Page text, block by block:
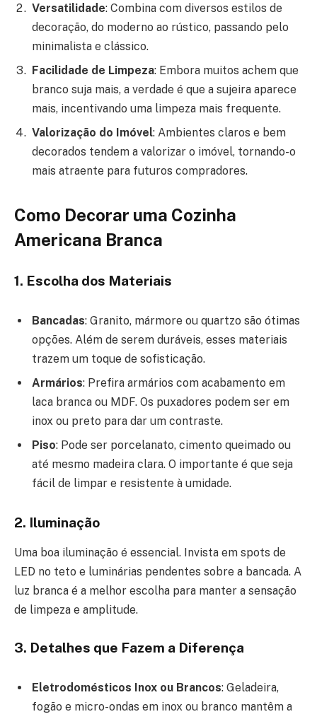
Versatilidade: Combina com diversos estilos de
decoração, do moderno ao rústico, passando pelo
minimalista e clássico.
Facilidade de Limpeza: Embora muitos achem que
branco suja mais, a verdade é que a sujeira aparece
mais, incentivando uma limpeza mais frequente.
Valorização do Imóvel: Ambientes claros e bem
decorados tendem a valorizar o imóvel, tornando-o
mais atraente para futuros compradores.
Como Decorar uma Cozinha
Americana Branca
1. Escolha dos Materiais
Bancadas: Granito, mármore ou quartzo são ótimas
opções. Além de serem duráveis, esses materiais
trazem um toque de sofisticação.
Armários: Prefira armários com acabamento em
laca branca ou MDF. Os puxadores podem ser em
inox ou preto para dar um contraste.
Piso: Pode ser porcelanato, cimento queimado ou
até mesmo madeira clara. O importante é que seja
fácil de limpar e resistente à umidade.
2. Iluminação
Uma boa iluminação é essencial. Invista em spots de
LED no teto e luminárias pendentes sobre a bancada. A
luz branca é a melhor escolha para manter a sensação
de limpeza e amplitude.
3. Detalhes que Fazem a Diferença
Eletrodomésticos Inox ou Brancos: Geladeira,
fogão e micro-ondas em inox ou branco mantêm a